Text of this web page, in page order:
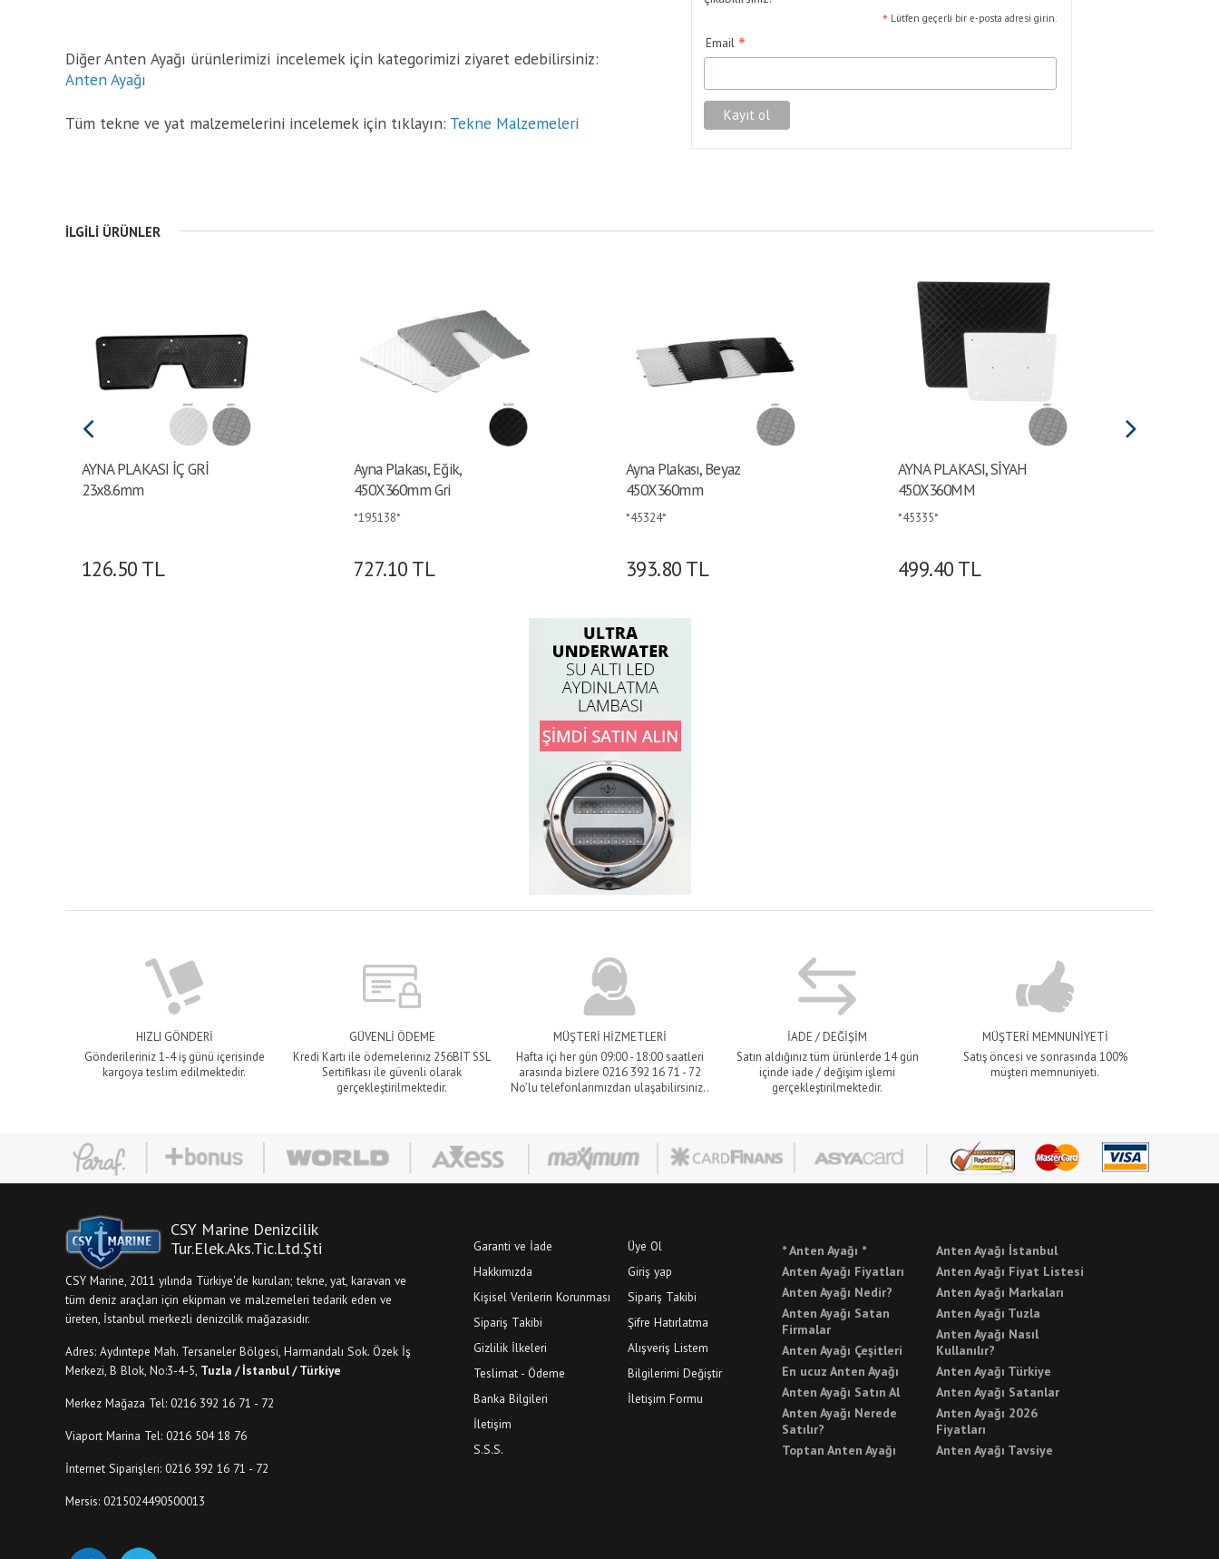
Diğer Anten Ayağı ürünlerimizi incelemek için kategorimizi ziyaret edebilirsiniz:
Anten Ayağı
Tüm tekne ve yat malzemelerini incelemek için tıklayın: Tekne Malzemeleri
* Lütfen geçerli bir e-posta adresi girin.
Email *
İLGILI ÜRÜNLER
AYNA PLAKASI İÇ GRİ
23x8.6mm
126.50 TL
Ayna Plakası, Eğik,
450X360mm Gri
*195138*
727.10 TL
Ayna Plakası, Beyaz
450X360mm
*45324*
393.80 TL
AYNA PLAKASI, SİYAH
450X360MM
*45335*
499.40 TL
HIZLI GÖNDERİ
Gönderileriniz 1-4 iş günü içerisinde
kargoya teslim edilmektedir.
GÜVENLİ ÖDEME
Kredi Kartı ile ödemeleriniz 256BIT SSL
Sertifikası ile güvenli olarak
gerçekleştirilmektedir.
MÜŞTERİ HİZMETLERİ
Hafta içi her gün 09:00 - 18:00 saatleri
arasında bizlere 0216 392 16 71 - 72
No’lu telefonlarımızdan ulaşabilirsiniz..
İADE / DEĞİŞİM
Satın aldığınız tüm ürünlerde 14 gün
içinde iade / değişim işlemi
gerçekleştirilmektedir.
MÜŞTERİ MEMNUNİYETİ
Satış öncesi ve sonrasında 100%
müşteri memnuniyeti.
CSY Marine Denizcilik
Tur.Elek.Aks.Tic.Ltd.Şti
CSY Marine, 2011 yılında Türkiye'de kurulan; tekne, yat, karavan ve
tüm deniz araçları için ekipman ve malzemeleri tedarik eden ve
üreten, İstanbul merkezli denizcilik mağazasıdır.
Adres: Aydıntepe Mah. Tersaneler Bölgesi, Harmandalı Sok. Özek İş
Merkezi, B Blok, No:3-4-5, Tuzla / İstanbul / Türkiye
Merkez Mağaza Tel: 0216 392 16 71 - 72
Viaport Marina Tel: 0216 504 18 76
İnternet Siparişleri: 0216 392 16 71 - 72
Mersis: 0215024490500013
Garanti ve İade
Hakkımızda
Kişisel Verilerin Korunması
Sipariş Takibi
Gizlilik İlkeleri
Teslimat - Ödeme
Banka Bilgileri
İletişim
S.S.S.
Üye Ol
Giriş yap
Sipariş Takibi
Şifre Hatırlatma
Alışveriş Listem
Bilgilerimi Değiştir
İletişim Formu
* Anten Ayağı *
Anten Ayağı Fiyatları
Anten Ayağı Nedir?
Anten Ayağı Satan
Firmalar
Anten Ayağı Çeşitleri
En ucuz Anten Ayağı
Anten Ayağı Satın Al
Anten Ayağı Nerede
Satılır?
Toptan Anten Ayağı
Anten Ayağı İstanbul
Anten Ayağı Fiyat Listesi
Anten Ayağı Markaları
Anten Ayağı Tuzla
Anten Ayağı Nasıl
Kullanılır?
Anten Ayağı Türkiye
Anten Ayağı Satanlar
Anten Ayağı 2026
Fiyatları
Anten Ayağı Tavsiye